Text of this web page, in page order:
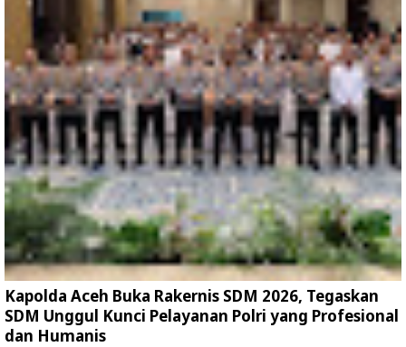
Kapolda Aceh Buka Rakernis SDM 2026, Tegaskan
SDM Unggul Kunci Pelayanan Polri yang Profesional
dan Humanis